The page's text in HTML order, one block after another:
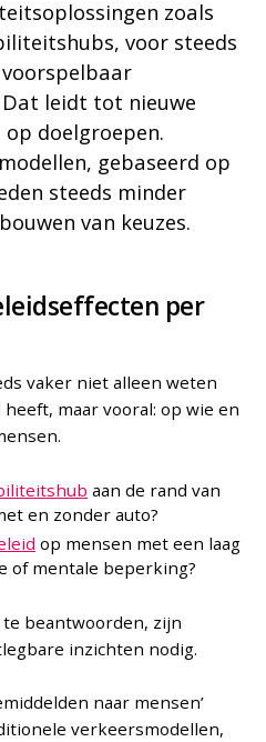
zoals
voor steeds
leidt tot nieuwe
doelgroepen.
gebaseerd op
steeds minder
van keuzes.
per
vaker niet alleen weten
maar vooral: op wie en
aan de rand van
en zonder auto?
op mensen met een laag
of mentale beperking?
beantwoorden, zijn
inzichten nodig.
naar mensen’
verkeersmodellen,